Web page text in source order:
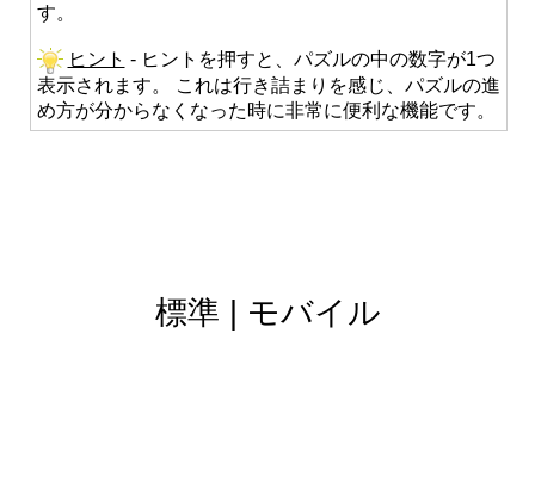
す。
ヒント - ヒントを押すと、パズルの中の数字が1つ
表示されます。 これは行き詰まりを感じ、パズルの進
め方が分からなくなった時に非常に便利な機能です。
標準 モバイル